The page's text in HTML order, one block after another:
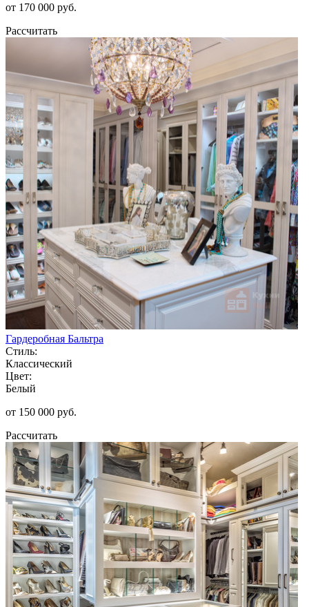
от 170 000 руб.
Рассчитать
Гардеробная Бальтра
Стиль:
Классический
Цвет:
Белый
от 150 000 руб.
Рассчитать